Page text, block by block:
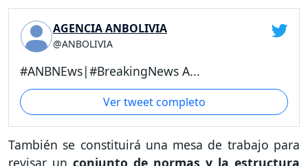
AGENCIA ANBOLIVIA
@ANBOLIVIA
#ANBNEws|#BreakingNews A...
Ver tweet completo
También se constituirá una mesa de trabajo para
revisar un conjunto de normas y la estructura